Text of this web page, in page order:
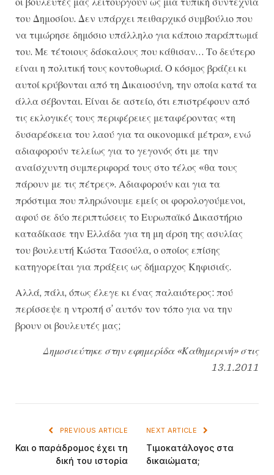
του Δημοσίου. Δεν υπάρχει πειθαρχικό συμβούλιο που
να τιμώρησε δημόσιο υπάλληλο για κάποιο παράπτωμά
του. Με τέτοιους δάσκαλους που κάθισαν… Το δεύτερο
είναι η πολιτική τους κοντοθωριά. Ο κόσμος βράζει κι
αυτοί κρύβονται από τη Δικαιοσύνη, την οποία κατά τα
άλλα σέβονται. Είναι δε αστείο, ότι επιστρέφουν από
τις εκλογικές τους περιφέρειες μεταφέροντας «τη
δυσαρέσκεια του λαού για τα οικονομικά μέτρα», ενώ
αδιαφορούν τελείως για το γεγονός ότι με την
αναίσχυντη συμπεριφορά τους στο τέλος «θα τους
πάρουν με τις πέτρες». Αδιαφορούν και για τα
πρόστιμα που πληρώνουμε εμείς οι φορολογούμενοι,
αφού σε δύο περιπτώσεις το Ευρωπαϊκό Δικαστήριο
καταδίκασε την Ελλάδα για τη μη άρση της ασυλίας
του βουλευτή Κώστα Τασούλα, ο οποίος επίσης
κατηγορείται για πράξεις ως δήμαρχος Κηφισιάς.
Αλλά, πάλι, όπως έλεγε κι ένας παλαιότερος: πού
περίσσεψε η ντροπή σ’ αυτόν τον τόπο για να την
βρουν οι βουλευτές μας;
Δημοσιεύτηκε στην εφημερίδα «Καθημερινή» στις
13.1.2011
PREVIOUS ARTICLE
Και ο παράδρομος έχει τη
δική του ιστορία
NEXT ARTICLE
Τιμοκατάλογος στα
δικαιώματα;